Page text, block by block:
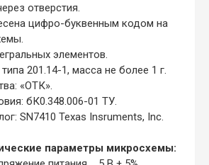
отверстия.
цифро-буквенным кодом на
элементов.
201.14-1, масса не более 1 г.
«ОТК».
бК0.348.006-01 ТУ.
SN7410 Texas Insruments, Inc.
параметры микросхемы: